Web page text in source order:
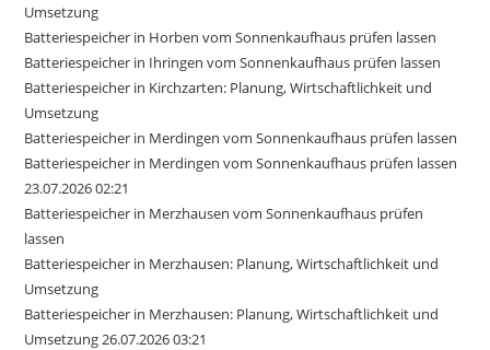
Umsetzung
Batteriespeicher in Horben vom Sonnenkaufhaus prüfen lassen
Batteriespeicher in Ihringen vom Sonnenkaufhaus prüfen lassen
Batteriespeicher in Kirchzarten: Planung, Wirtschaftlichkeit und
Umsetzung
Batteriespeicher in Merdingen vom Sonnenkaufhaus prüfen lassen
Batteriespeicher in Merdingen vom Sonnenkaufhaus prüfen lassen
23.07.2026 02:21
Batteriespeicher in Merzhausen vom Sonnenkaufhaus prüfen
lassen
Batteriespeicher in Merzhausen: Planung, Wirtschaftlichkeit und
Umsetzung
Batteriespeicher in Merzhausen: Planung, Wirtschaftlichkeit und
Umsetzung 26.07.2026 03:21